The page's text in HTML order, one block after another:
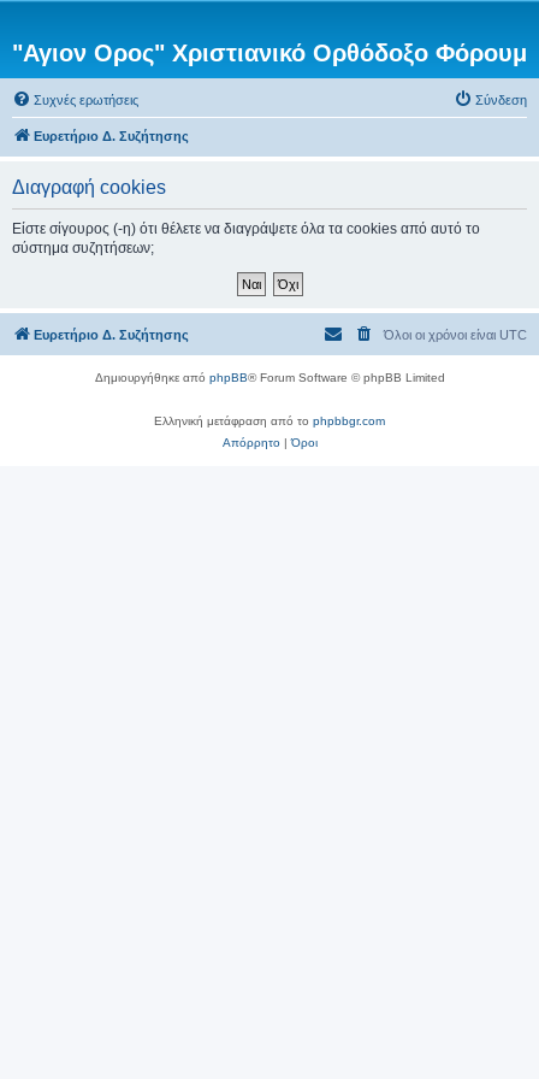
"Αγιον Ορος" Χριστιανικό Ορθόδοξο Φόρουμ
Συχνές ερωτήσεις Σύνδεση
Ευρετήριο Δ. Συζήτησης
Διαγραφή cookies
Είστε σίγουρος (-η) ότι θέλετε να διαγράψετε όλα τα cookies από αυτό το
σύστημα συζητήσεων;
Ευρετήριο Δ. Συζήτησης Όλοι οι χρόνοι είναι UTC
Δημιουργήθηκε από phpBB® Forum Software © phpBB Limited
Ελληνική μετάφραση από το phpbbgr.com
Απόρρητο|Όροι